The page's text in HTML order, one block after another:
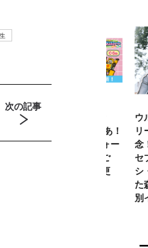
次の記事
【第6話更新
トランスフォー
ウルトラマン
リーズ60周年
念！ ウルト
セブン＝モロ
シ・ダンを演
た森次晃嗣氏
別インタビュ